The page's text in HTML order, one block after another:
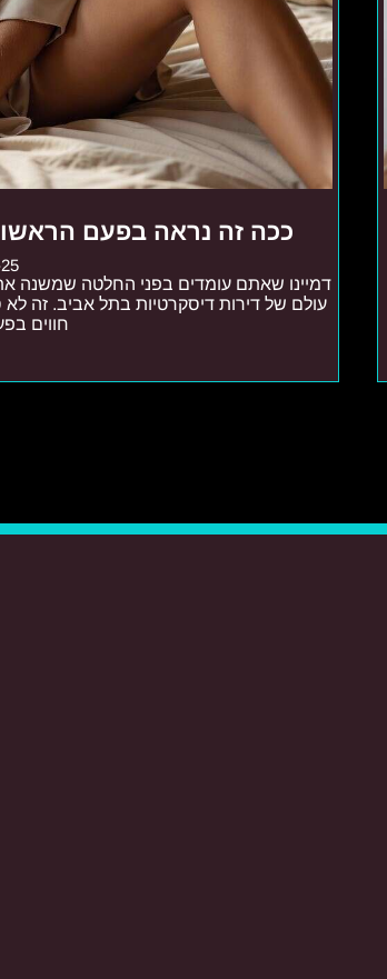
ככה זה נראה בפעם
דמיינו שאתם עומדים בפני החלטה שמשנה
עולם של דירות דיסקרטיות בתל אביב. זה לא
חווים